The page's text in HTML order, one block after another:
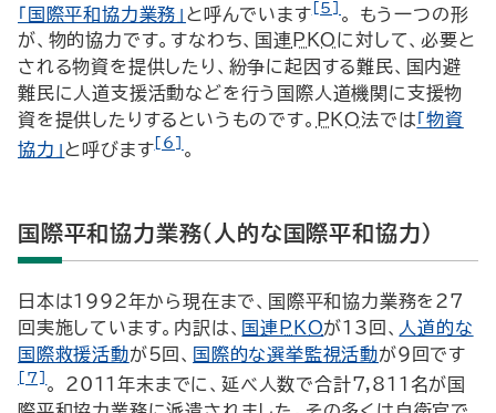
「国際平和協力業務」 と呼んでいます [5] 。 もう一つの形
が、物的協力です。すなわち、国連 PKOに対して、必要と
される物資を提供したり、紛争に起因する難民、国内避
難民に人道支援活動などを行う国際人道機関に支援物
資を提供したりするというものです。 PKO法では「物資
協力」と呼びます [6] 。
国際平和協力業務（人的な国際平和協力）
日本は1992年から現在まで、国際平和協力業務を27
回実施しています。内訳は、
国連 PKOが13回、
人道的な
国際救援活動が5回、 国際的な選挙監視活動が9回です
[7] 。 2011年末までに、延べ人数で合計7,811名が国